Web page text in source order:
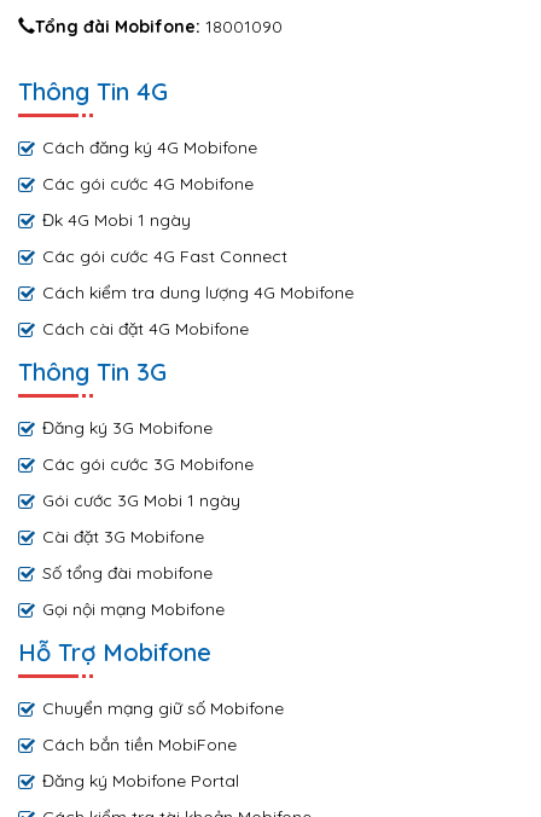
Tổng đài Mobifone: 18001090
Thông Tin 4G
Cách đăng ký 4G Mobifone
Các gói cước 4G Mobifone
Đk 4G Mobi 1 ngày
Các gói cước 4G Fast Connect
Cách kiểm tra dung lượng 4G Mobifone
Cách cài đặt 4G Mobifone
Thông Tin 3G
Đăng ký 3G Mobifone
Các gói cước 3G Mobifone
Gói cước 3G Mobi 1 ngày
Cài đặt 3G Mobifone
Số tổng đài mobifone
Gọi nội mạng Mobifone
Hỗ Trợ Mobifone
Chuyển mạng giữ số Mobifone
Cách bắn tiền MobiFone
Đăng ký Mobifone Portal